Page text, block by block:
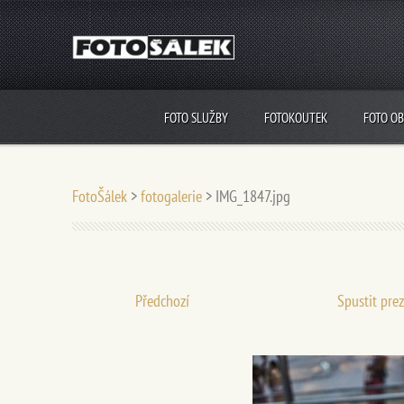
FOTO SLUŽBY FOTOKOUTEK FOTO
FotoŠálek >fotogalerie > IMG_1847.jpg
Předchozí Spustit